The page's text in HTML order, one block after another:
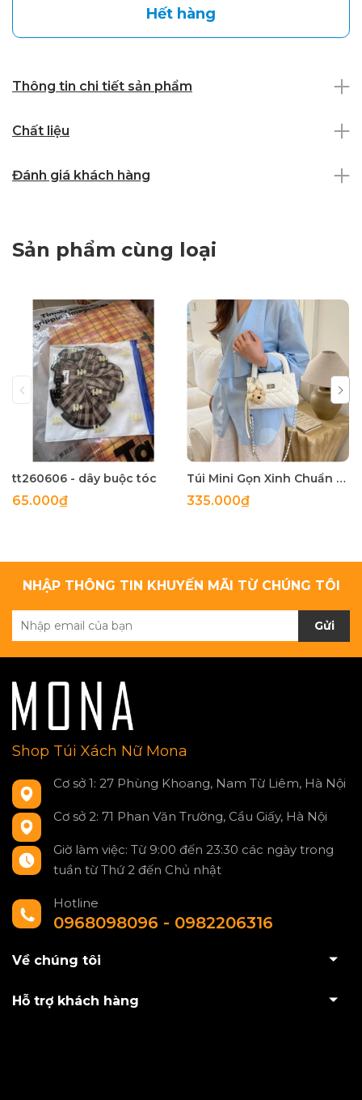
Hết hàng
Thông tin chi tiết sản phẩm
Chất liệu
Đánh giá khách hàng
Sản phẩm cùng loại
tt260606 - dây buộc tóc
65.000₫
Túi Mini Gọn Xinh Chuẩn Gu - tt260518
335.000₫
NHẬP THÔNG TIN KHUYẾN MÃI TỪ CHÚNG TÔI
Gửi
Shop Túi Xách Nữ Mona
Cơ sở 1: 27 Phùng Khoang, Nam Từ Liêm, Hà Nội
Cơ sở 2: 71 Phan Văn Trường, Cầu Giấy, Hà Nội
Giờ làm việc: Từ 9:00 đến 23:30 các ngày trong
tuần từ Thứ 2 đến Chủ nhật
Hotline
0968098096 - 0982206316
Về chúng tôi
Hỗ trợ khách hàng